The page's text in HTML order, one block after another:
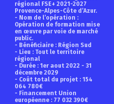
régional FSE+ 2021-2027
Provence-Alpes-Côte d’Azur.
- Nom de l’opération :
Opération de formation mise
en œuvre par voie de marché
public.
- Bénéficiaire : Région Sud
- Lieu : Tout le territoire
régional
- Durée : 1er aout 2022 - 31
décembre 2029
- Coût total du projet : 154
064 780€
- Financement Union
européenne : 77 032 390€